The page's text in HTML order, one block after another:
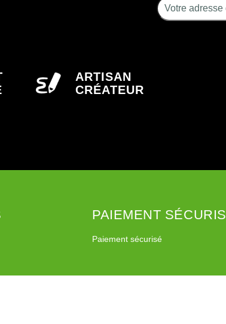
ARTISAN
CRÉATEUR
PAIEMENT
Paiement sécurisé